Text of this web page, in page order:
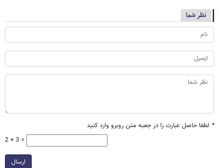
نظر شما
* لطفا حاصل عبارت را در جعبه متن روبرو وارد کنید
2 + 3 =
ارسال